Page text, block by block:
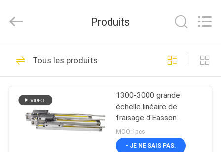
MAISON
PRODUITS
PROPOS
Technology
Reserved.
Encodeur linéaire
d'échelle
29
Produits
Tous les produits
1300-3000 grande
échelle linéaire de
fraisage d'Easson
d'aléseuse de tour de
millimètre
MOQ:1pcs
- JE NE SAIS PAS.